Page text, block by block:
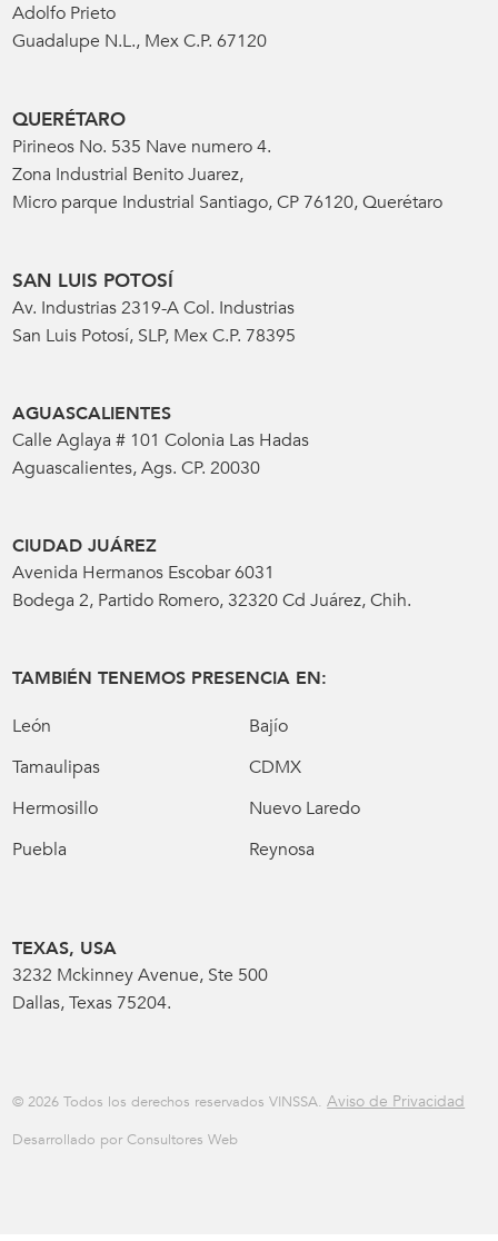
Adolfo Prieto
Guadalupe N.L., Mex C.P. 67120
QUERÉTARO
Pirineos No. 535 Nave numero 4.
Zona Industrial Benito Juarez,
Micro parque Industrial Santiago, CP 76120, Querétaro
SAN LUIS POTOSÍ
Av. Industrias 2319-A Col. Industrias
San Luis Potosí, SLP, Mex C.P. 78395
AGUASCALIENTES
Calle Aglaya # 101 Colonia Las Hadas
Aguascalientes, Ags. CP. 20030
CIUDAD JUÁREZ
Avenida Hermanos Escobar 6031
Bodega 2, Partido Romero, 32320 Cd Juárez, Chih.
TAMBIÉN TENEMOS PRESENCIA EN:
León
Bajío
Tamaulipas
CDMX
Hermosillo
Nuevo Laredo
Puebla
Reynosa
TEXAS, USA
3232 Mckinney Avenue, Ste 500
Dallas, Texas 75204.
© 2026 Todos los derechos reservados VINSSA.Aviso de Privacidad
Desarrollado por Consultores Web